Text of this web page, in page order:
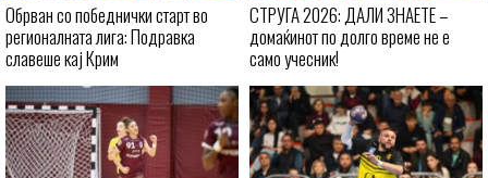
Обрван со победнички старт во
регионалната лига: Подравка
славеше кај Крим
СТРУГА 2026: ДАЛИ ЗНАЕТЕ –
домаќинот по долго време не е
само учесник!